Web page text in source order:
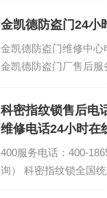
909（点击咨询）...
金凯德防盗门24小
金凯德防盗门维修
金凯德防盗门厂售后服
科密指纹锁售后电
维修电话24小时在
400服务电话：400-
询） 科密指纹锁全国